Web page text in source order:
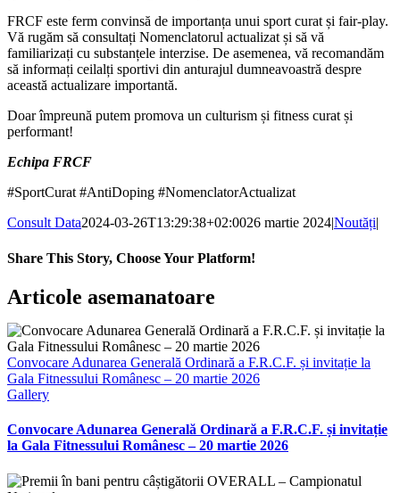
FRCF este ferm convinsă de importanța unui sport curat și fair-play.
Vă rugăm să consultați Nomenclatorul actualizat și să vă
familiarizați cu substanțele interzise. De asemenea, vă recomandăm
să informați ceilalți sportivi din anturajul dumneavoastră despre
această actualizare importantă.
Doar împreună putem promova un culturism și fitness curat și
performant!
Echipa FRCF
#SportCurat #AntiDoping #NomenclatorActualizat
Consult Data2024-03-26T13:29:38+02:0026 martie 2024|Noutăți|
Share This Story, Choose Your Platform!
Facebook
X
Reddit
LinkedIn
WhatsApp
Telegram
Tumblr
Pinterest
Vk
Xing
E-
mail:
Articole asemanatoare
Convocare Adunarea Generală Ordinară a F.R.C.F. și invitație la
Gala Fitnessului Românesc – 20 martie 2026
Gallery
Convocare Adunarea Generală Ordinară a F.R.C.F. și invitație
la Gala Fitnessului Românesc – 20 martie 2026